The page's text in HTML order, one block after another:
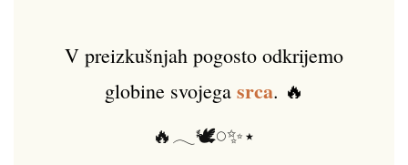
V preizkušnjah pogosto odkrijemo
globine svojega srca. 🔥
🔥𓂃🕊️𓏸✨⋆